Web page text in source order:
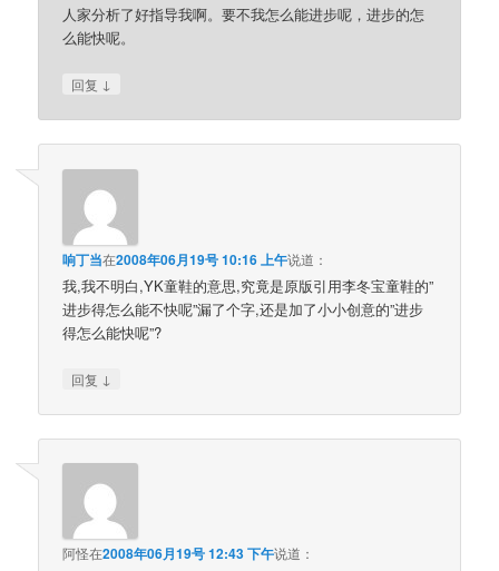
人家分析了好指导我啊。要不我怎么能进步呢，进步的怎
么能快呢。
回复 ↓
响丁当在2008年06月19号 10:16 上午说道：
我,我不明白,YK童鞋的意思,究竟是原版引用李冬宝童鞋的”
进步得怎么能不快呢”漏了个字,还是加了小小创意的”进步
得怎么能快呢”?
回复 ↓
阿怪在2008年06月19号 12:43 下午说道：